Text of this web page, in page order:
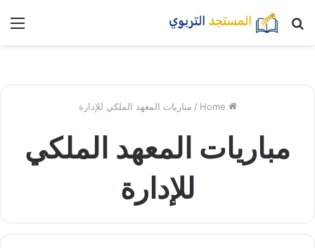
بحث
/ مباريات المعهد الملكي للإدارة
مباريات المعهد الملكي
للإدارة